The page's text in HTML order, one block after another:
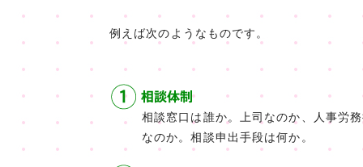
例えば次のようなものです。
相談窓口は誰か。上司なのか、人事労
なのか。相談申出手段は何か。